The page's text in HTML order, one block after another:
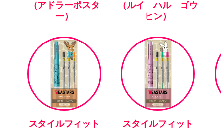
（アドラーポスタ
ー）
（ルイ ハル ゴウ
ヒン）
スタイルフィット
スタイルフィット